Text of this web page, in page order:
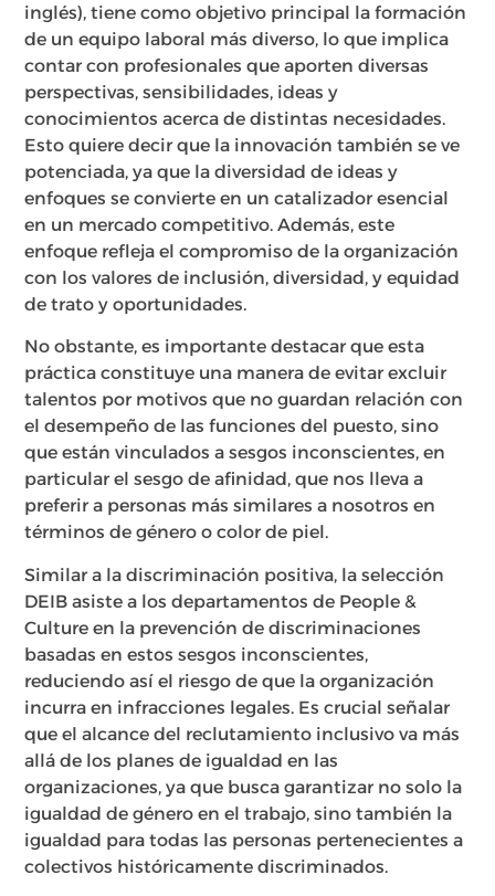
inglés), tiene como objetivo principal la formación
de un equipo laboral más diverso, lo que implica
contar con profesionales que aporten diversas
perspectivas, sensibilidades, ideas y
conocimientos acerca de distintas necesidades.
Esto quiere decir que la innovación también se ve
potenciada, ya que la diversidad de ideas y
enfoques se convierte en un catalizador esencial
en un mercado competitivo. Además, este
enfoque refleja el compromiso de la organización
con los valores de inclusión, diversidad, y equidad
de trato y oportunidades.
No obstante, es importante destacar que esta
práctica constituye una manera de evitar excluir
talentos por motivos que no guardan relación con
el desempeño de las funciones del puesto, sino
que están vinculados a sesgos inconscientes, en
particular el sesgo de afinidad, que nos lleva a
preferir a personas más similares a nosotros en
términos de género o color de piel.
Similar a la discriminación positiva, la selección
DEIB asiste a los departamentos de People &
Culture en la prevención de discriminaciones
basadas en estos sesgos inconscientes,
reduciendo así el riesgo de que la organización
incurra en infracciones legales. Es crucial señalar
que el alcance del reclutamiento inclusivo va más
allá de los planes de igualdad en las
organizaciones, ya que busca garantizar no solo la
igualdad de género en el trabajo, sino también la
igualdad para todas las personas pertenecientes a
colectivos históricamente discriminados.